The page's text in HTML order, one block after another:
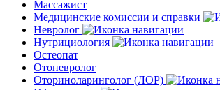
Массажист
Медицинские комиссии и справки
Невролог
Нутрициология
Остеопат
Отоневролог
Оториноларинголог (ЛОР)